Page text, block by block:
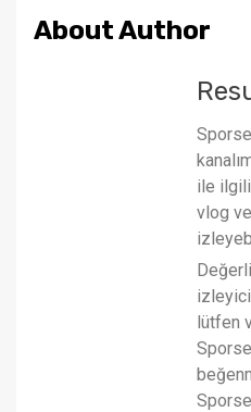
About Author
ile
vlog
lütfen